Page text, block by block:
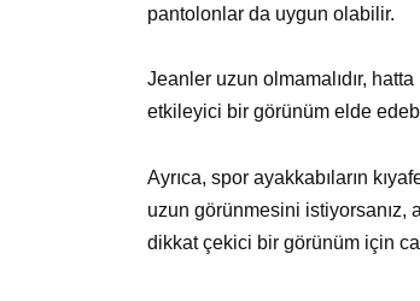
pantolonlar da uygun olabilir.
Jeanler uzun olmamalıdır,
etkileyici bir görünüm elde
Ayrıca, spor ayakkabıların
uzun görünmesini istiyorsanız,
dikkat çekici bir görünüm için